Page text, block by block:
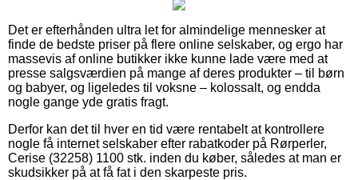
Det er efterhånden ultra let for almindelige mennesker at
finde de bedste priser på flere online selskaber, og ergo har
massevis af online butikker ikke kunne lade være med at
presse salgsværdien på mange af deres produkter – til børn
og babyer, og ligeledes til voksne – kolossalt, og endda
nogle gange yde gratis fragt.
Derfor kan det til hver en tid være rentabelt at kontrollere
nogle få internet selskaber efter rabatkoder på Rørperler,
Cerise (32258) 1100 stk. inden du køber, således at man er
skudsikker på at få fat i den skarpeste pris.